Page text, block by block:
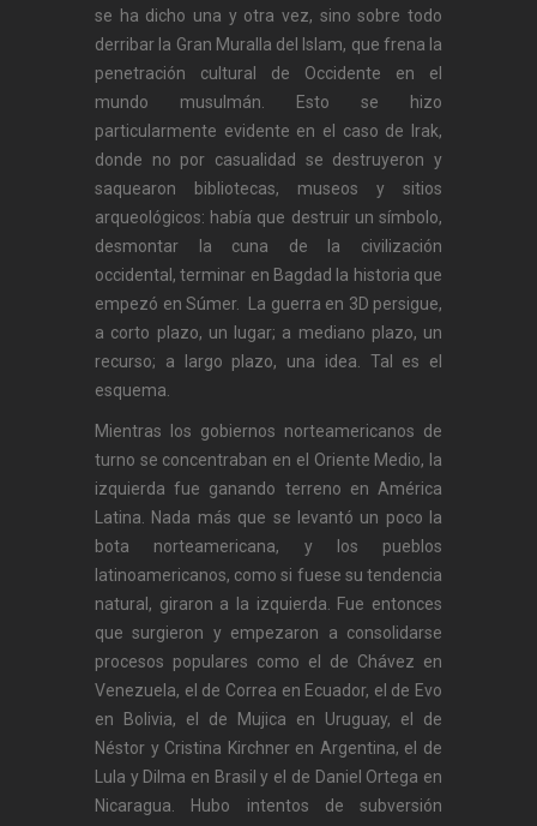
se ha dicho una y otra vez, sino sobre todo
derribar la Gran Muralla del Islam, que frena la
penetración cultural de Occidente en el
mundo musulmán. Esto se hizo
particularmente evidente en el caso de Irak,
donde no por casualidad se destruyeron y
saquearon bibliotecas, museos y sitios
arqueológicos: había que destruir un símbolo,
desmontar la cuna de la civilización
occidental, terminar en Bagdad la historia que
empezó en Súmer. La guerra en 3D persigue,
a corto plazo, un lugar; a mediano plazo, un
recurso; a largo plazo, una idea. Tal es el
esquema.
Mientras los gobiernos norteamericanos de
turno se concentraban en el Oriente Medio, la
izquierda fue ganando terreno en América
Latina. Nada más que se levantó un poco la
bota norteamericana, y los pueblos
latinoamericanos, como si fuese su tendencia
natural, giraron a la izquierda. Fue entonces
que surgieron y empezaron a consolidarse
procesos populares como el de Chávez en
Venezuela, el de Correa en Ecuador, el de Evo
en Bolivia, el de Mujica en Uruguay, el de
Néstor y Cristina Kirchner en Argentina, el de
Lula y Dilma en Brasil y el de Daniel Ortega en
Nicaragua. Hubo intentos de subversión